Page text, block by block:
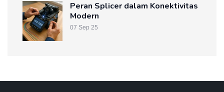
Peran Splicer dalam Konektivitas
Modern
07 Sep 25